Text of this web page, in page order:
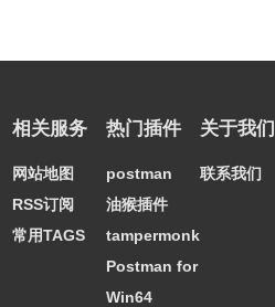
相关服务
网站地图
RSS订阅
常用TAGS
热门插件
postman
油猴插件
tampermonkey
Postman for
Win64
关于我们
联系我们